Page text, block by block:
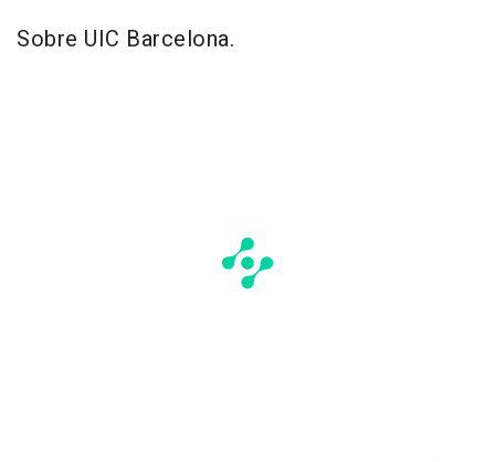
Sobre UIC Barcelona.